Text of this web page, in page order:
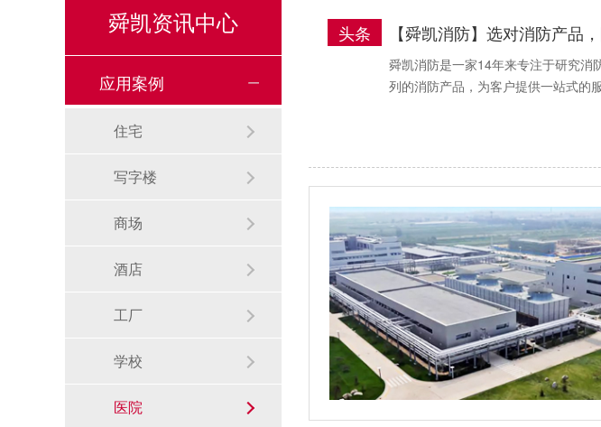
【舜凯消防】选对消防产品
头条
舜凯消防是一家14年来专注于研究消
列的消防产品，为客户提供一站式的
舜凯资讯中心
应用案例
住宅
写字楼
商场
酒店
工厂
学校
医院泡沫消火栓箱